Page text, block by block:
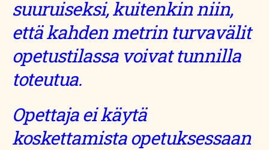
suuruiseksi, kuitenkin niin,
että kahden metrin turvavälit
opetustilassa voivat tunnilla
toteutua.
Opettaja ei käytä
koskettamista opetuksessaan